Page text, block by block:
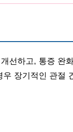
선하고, 통증 완
장기적인 관절